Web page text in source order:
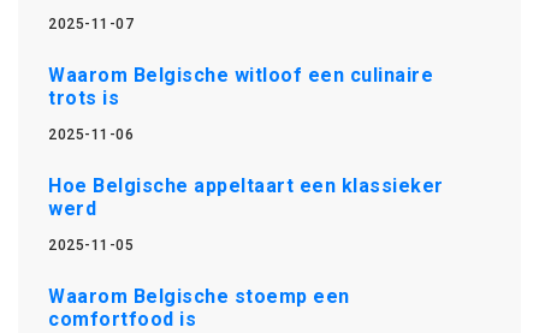
2025-11-07
Waarom Belgische witloof een culinaire
trots is
2025-11-06
Hoe Belgische appeltaart een klassieker
werd
2025-11-05
Waarom Belgische stoemp een
comfortfood is